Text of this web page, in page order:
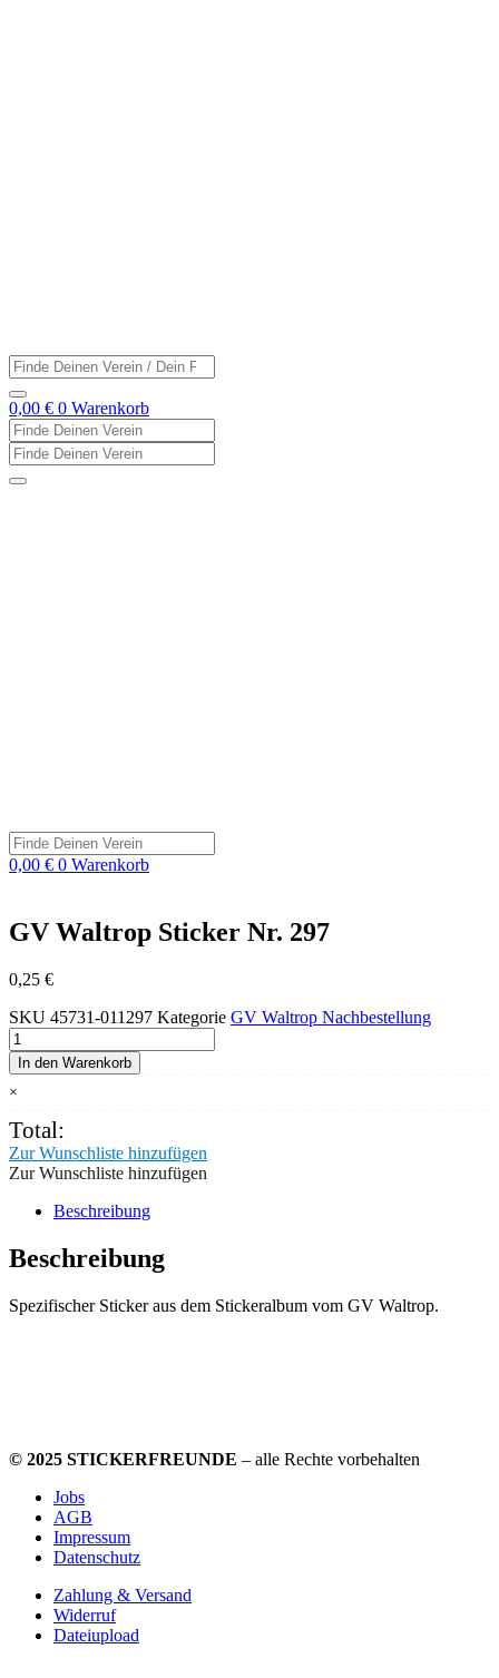
Search
...
0,00 € 0 Warenkorb
Search
...Search
...
Search
...
0,00 € 0 Warenkorb
GV Waltrop Sticker Nr. 297
0,25 €
SKU 45731-011297 Kategorie GV Waltrop Nachbestellung
GV
Waltrop
Sticker
Nr.
Menge
In den Warenkorb
×
Total:
Zur Wunschliste hinzufügen
Zur Wunschliste hinzufügen
Beschreibung
Beschreibung
Spezifischer Sticker aus dem Stickeralbum vom GV Waltrop.
© 2025 STICKERFREUNDE – alle Rechte vorbehalten
Jobs
AGB
Impressum
Datenschutz
Zahlung & Versand
Widerruf
Dateiupload